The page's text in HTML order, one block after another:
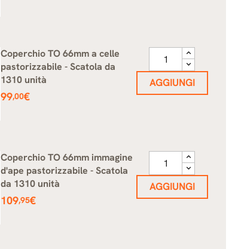
Coperchio TO 66mm a celle
pastorizzabile - Scatola da
1310 unità
Prezzo
99,00€
AGGIUNGI
Coperchio TO 66mm immagine
d'ape pastorizzabile - Scatola
da 1310 unità
Prezzo
109,95€
AGGIUNGI